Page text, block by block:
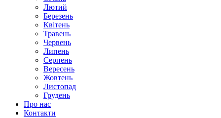
Лютий
Березень
Квітень
Травень
Червень
Липень
Серпень
Вересень
Жовтень
Листопад
Грудень
Про нас
Контакти